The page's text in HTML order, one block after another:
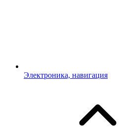
Электроника, навигация